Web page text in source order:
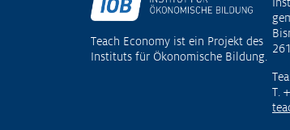
Fußzeile
Teach Economy ist ein Projekt des
Instituts für Ökonomische Bildung.
T.